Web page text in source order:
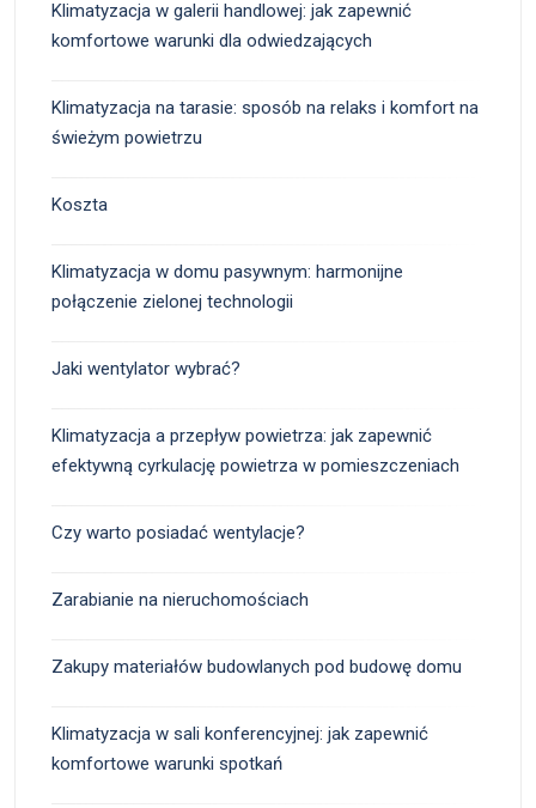
Klimatyzacja w galerii handlowej: jak zapewnić
komfortowe warunki dla odwiedzających
Klimatyzacja na tarasie: sposób na relaks i komfort na
świeżym powietrzu
Koszta
Klimatyzacja w domu pasywnym: harmonijne
połączenie zielonej technologii
Jaki wentylator wybrać?
Klimatyzacja a przepływ powietrza: jak zapewnić
efektywną cyrkulację powietrza w pomieszczeniach
Czy warto posiadać wentylacje?
Zarabianie na nieruchomościach
Zakupy materiałów budowlanych pod budowę domu
Klimatyzacja w sali konferencyjnej: jak zapewnić
komfortowe warunki spotkań